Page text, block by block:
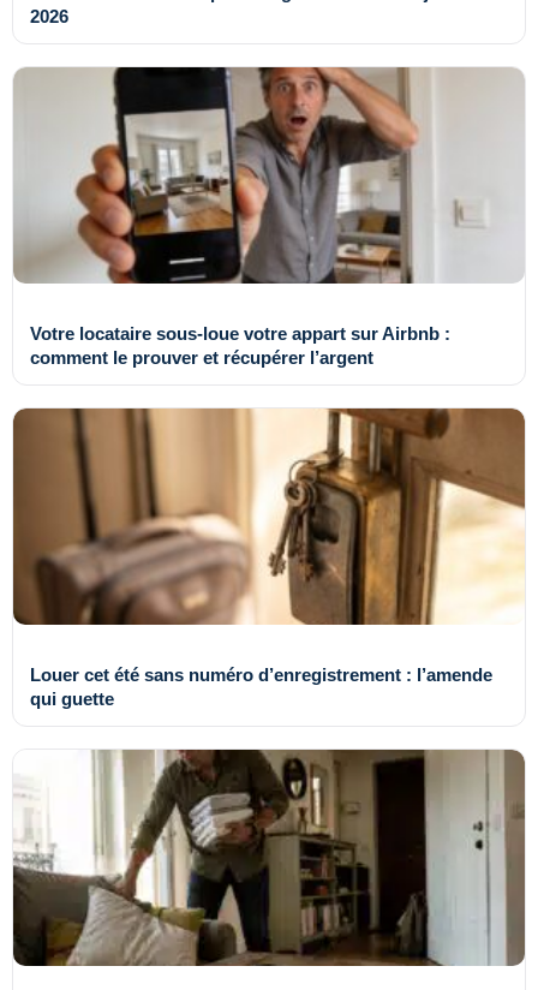
2026
Votre locataire sous-loue votre appart sur Airbnb :
comment le prouver et récupérer l’argent
Louer cet été sans numéro d’enregistrement : l’amende
qui guette